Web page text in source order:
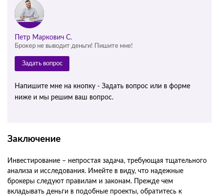
Петр Маркович С.
Брокер не выводит деньги! Пишите мне!
Задать вопрос
Напишите мне на кнопку - Задать вопрос или в форме
ниже и мы решим ваш вопрос.
Заключение
Инвестирование – непростая задача, требующая тщательного
анализа и исследования. Имейте в виду, что надежные
брокеры следуют правилам и законам. Прежде чем
вкладывать деньги в подобные проекты, обратитесь к